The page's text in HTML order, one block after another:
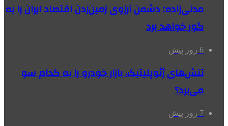
مدنی‌زاده: دشمن آرزوی زمین‌زدن اقتصاد ایران را به
گور خواهد برد
6 روز پیش
تنش‌های ژئوپلیتیک، بازار خودرو را به کدام سو
می‌برد؟
7 روز پیش